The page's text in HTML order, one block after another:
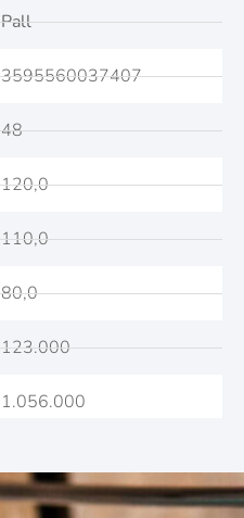
Pall
3595560037407
48
120,0
110,0
80,0
123.000
1.056.000